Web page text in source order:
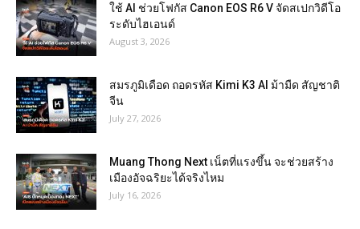
ใช้ AI ช่วยโฟกัส Canon EOS R6 V จัดสเปกวิดีโอ
ระดับไฮเอนด์
August 3, 2026
สมรภูมิเดือด ถอดรหัส Kimi K3 AI ม้ามืด สัญชาติ
จีน
July 27, 2026
Muang Thong Next เน็ตที่แรงขึ้น จะช่วยสร้าง
เมืองอัจฉริยะได้จริงไหม
July 16, 2026